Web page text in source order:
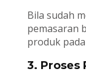
Bila sudah
pemasaran
produk
3. Proses